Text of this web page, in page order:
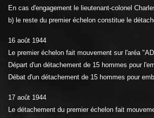
En cas d'engagement le lieutenant-colonel
b) le reste du premier échelon constitue le
16 août 1944
Le premier échelon fait mouvement sur l'aréa
Départ d'un détachement de 15 hommes pour
Débat d'un détachement de 15 hommes pour
17 août 1944
Le détachement du premier échelon fait